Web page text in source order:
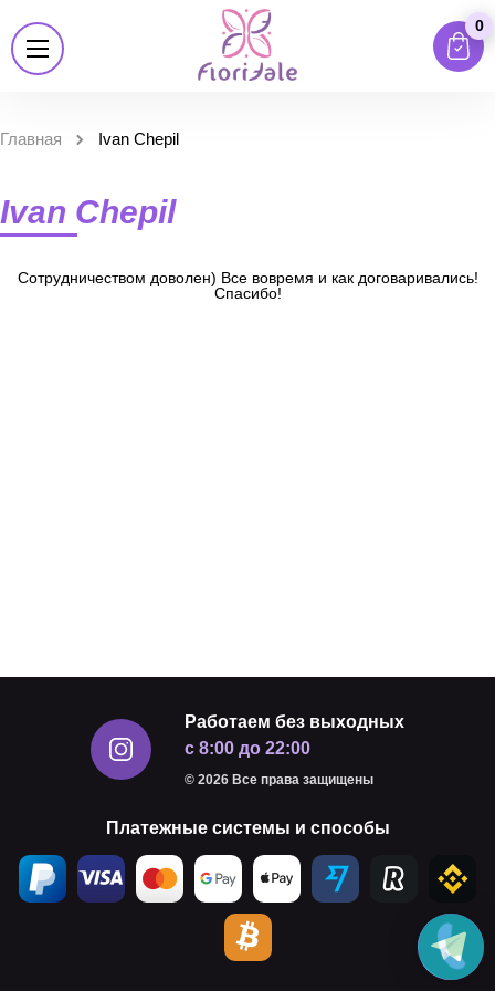
0
Главная Ivan Chepil
Ivan Chepil
Сотрудничеством доволен) Все вовремя и как договаривались!
Спасибо!
Работаем без выходных
с 8:00 до 22:00
© 2026 Все права защищены
Платежные системы и способы